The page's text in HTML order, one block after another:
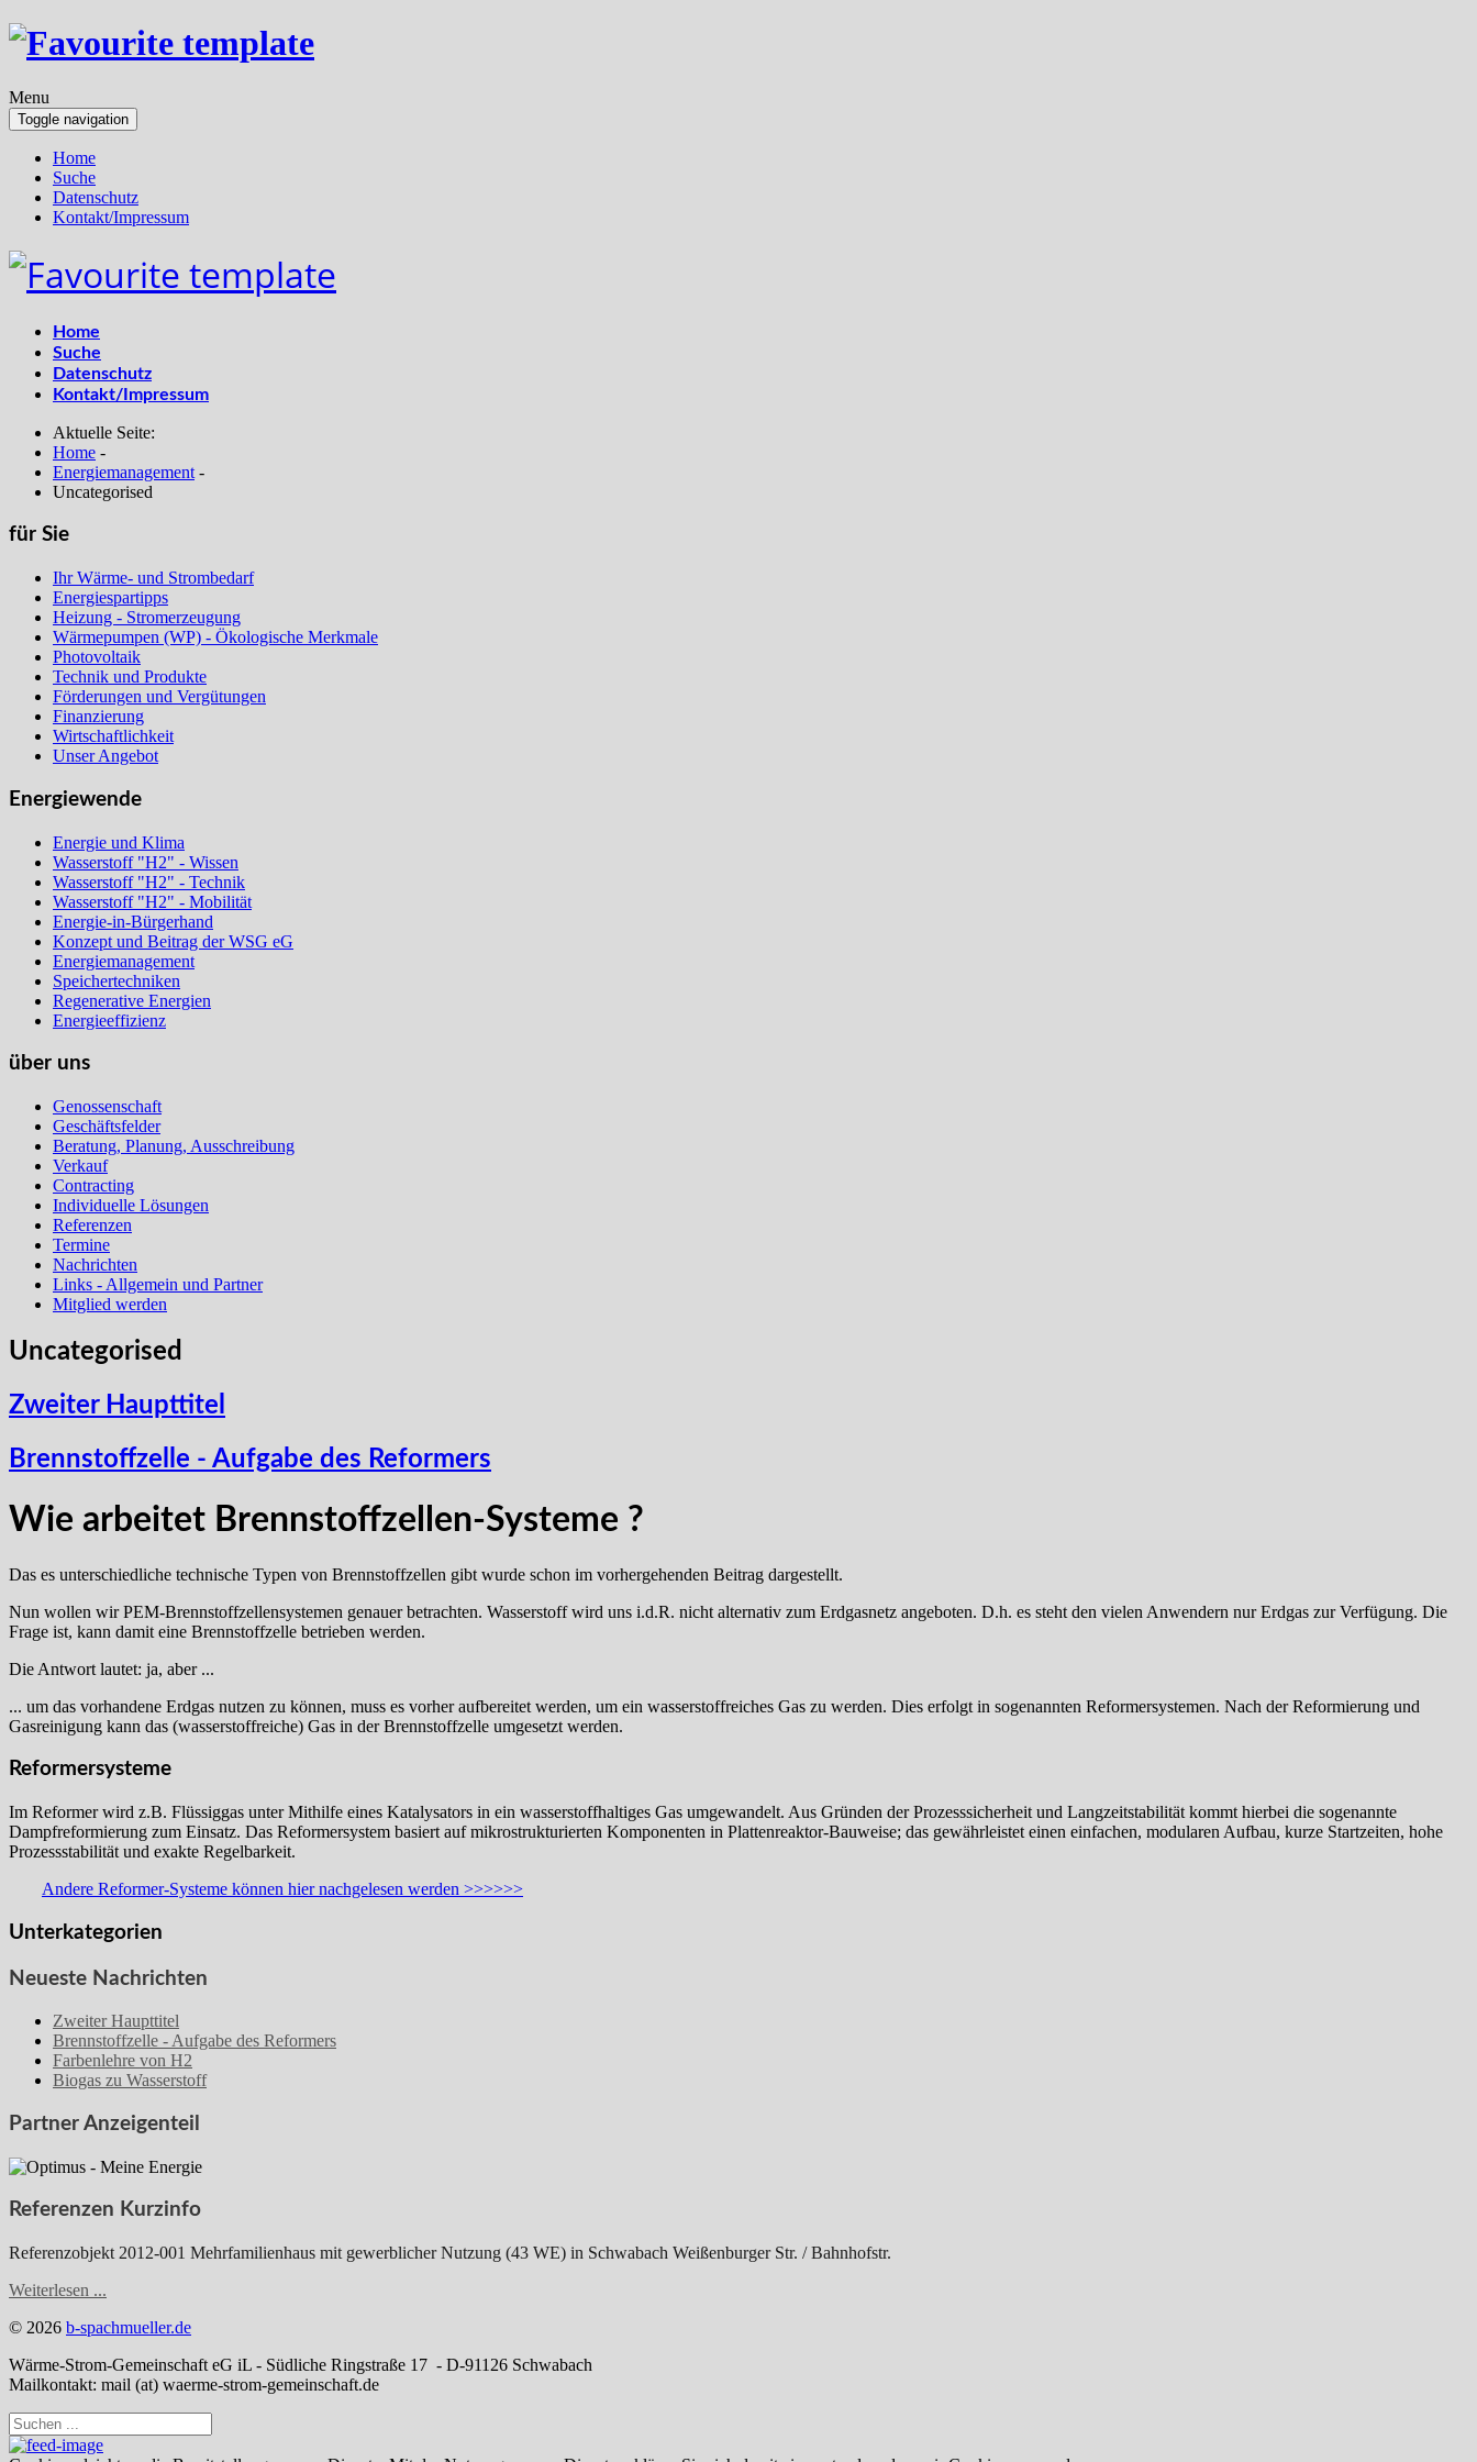
Menu
Toggle navigation
Home
Suche
Datenschutz
Kontakt/Impressum
Home
Suche
Datenschutz
Kontakt/Impressum
Aktuelle Seite:
Home -
Energiemanagement -
Uncategorised
für Sie
Ihr Wärme- und Strombedarf
Energiespartipps
Heizung - Stromerzeugung
Wärmepumpen (WP) - Ökologische Merkmale
Photovoltaik
Technik und Produkte
Förderungen und Vergütungen
Finanzierung
Wirtschaftlichkeit
Unser Angebot
Energiewende
Energie und Klima
Wasserstoff "H2" - Wissen
Wasserstoff "H2" - Technik
Wasserstoff "H2" - Mobilität
Energie-in-Bürgerhand
Konzept und Beitrag der WSG eG
Energiemanagement
Speichertechniken
Regenerative Energien
Energieeffizienz
über uns
Genossenschaft
Geschäftsfelder
Beratung, Planung, Ausschreibung
Verkauf
Contracting
Individuelle Lösungen
Referenzen
Termine
Nachrichten
Links - Allgemein und Partner
Mitglied werden
Uncategorised
Zweiter Haupttitel
Brennstoffzelle - Aufgabe des Reformers
Wie arbeitet Brennstoffzellen-Systeme ?
Das es unterschiedliche technische Typen von Brennstoffzellen gibt wurde schon im vorhergehenden Beitrag dargestellt.
Nun wollen wir PEM-Brennstoffzellensystemen genauer betrachten. Wasserstoff wird uns i.d.R. nicht alternativ zum Erdgasnetz angeboten. D.h. es steht den vielen Anwendern nur Erdgas zur Verfügung. Die
Frage ist, kann damit eine Brennstoffzelle betrieben werden.
Die Antwort lautet: ja, aber ...
... um das vorhandene Erdgas nutzen zu können, muss es vorher aufbereitet werden, um ein wasserstoffreiches Gas zu werden. Dies erfolgt in sogenannten Reformersystemen. Nach der Reformierung und
Gasreinigung kann das (wasserstoffreiche) Gas in der Brennstoffzelle umgesetzt werden.
Reformersysteme
Im Reformer wird z.B. Flüssiggas unter Mithilfe eines Katalysators in ein wasserstoffhaltiges Gas umgewandelt. Aus Gründen der Prozesssicherheit und Langzeitstabilität kommt hierbei die sogenannte
Dampfreformierung zum Einsatz. Das Reformersystem basiert auf mikrostrukturierten Komponenten in Plattenreaktor-Bauweise; das gewährleistet einen einfachen, modularen Aufbau, kurze Startzeiten, hohe
Prozessstabilität und exakte Regelbarkeit.
Andere Reformer-Systeme können hier nachgelesen werden >>>>>>
Unterkategorien
Neueste Nachrichten
Zweiter Haupttitel
Brennstoffzelle - Aufgabe des Reformers
Farbenlehre von H2
Biogas zu Wasserstoff
Partner Anzeigenteil
Referenzen Kurzinfo
Referenzobjekt 2012-001 Mehrfamilienhaus mit gewerblicher Nutzung (43 WE) in Schwabach Weißenburger Str. / Bahnhofstr.
Weiterlesen ...
© 2026 b-spachmueller.de
Wärme-Strom-Gemeinschaft eG iL - Südliche Ringstraße 17 - D-91126 Schwabach
Mailkontakt: mail (at) waerme-strom-gemeinschaft.de